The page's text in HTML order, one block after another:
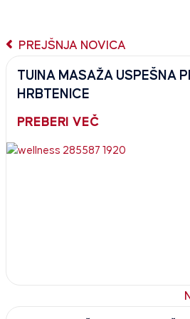
PREJŠNJA NOVICA
TUINA MASAŽA USPEŠNA
HRBTENICE
PREBERI VEČ